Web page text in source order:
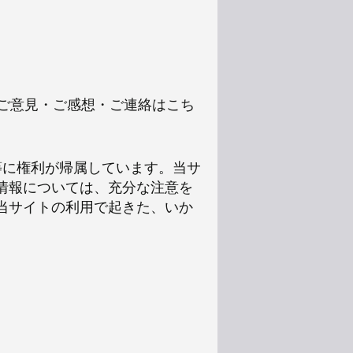
意見・ご感想・ご連絡はこち
権利が帰属しています。当サ
報については、充分な注意を
サイトの利用で起きた、いか